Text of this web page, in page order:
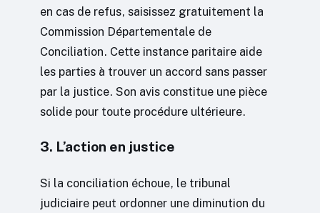
en cas de refus, saisissez gratuitement la
Commission Départementale de
Conciliation. Cette instance paritaire aide
les parties à trouver un accord sans passer
par la justice. Son avis constitue une pièce
solide pour toute procédure ultérieure.
3. L’action en justice
Si la conciliation échoue, le tribunal
judiciaire peut ordonner une diminution du